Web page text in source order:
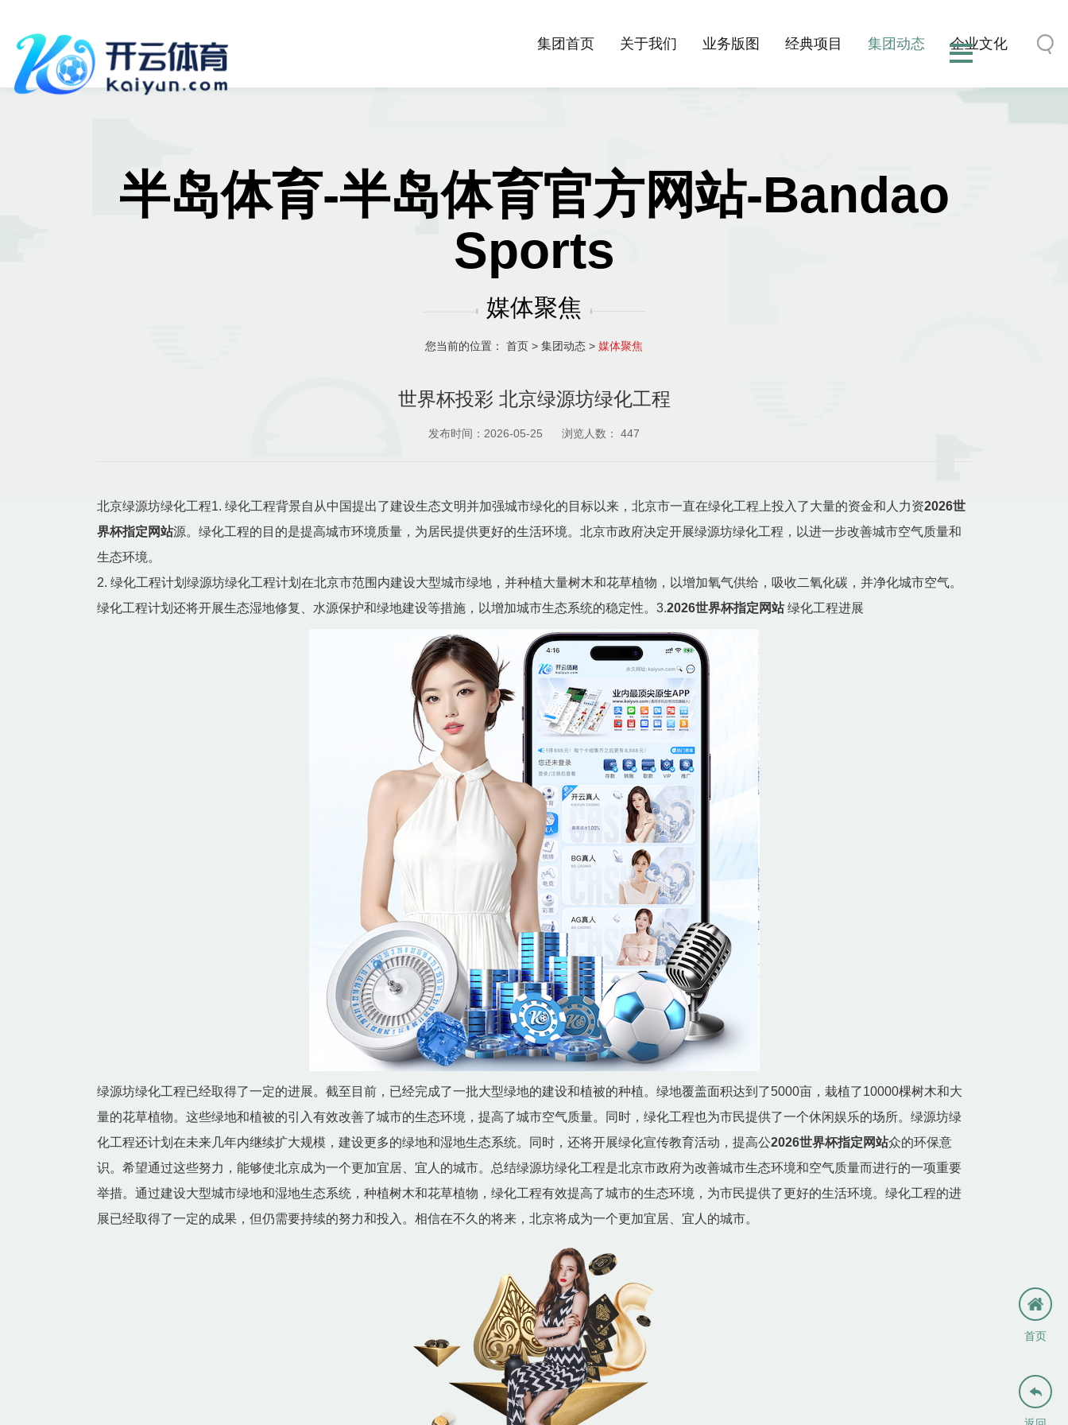
集团首页 关于我们 业务版图 经典项目 集团动态 企业文化
半岛体育-半岛体育官方网站-Bandao
Sports
媒体聚焦
您当前的位置： 首页 > 集团动态 > 媒体聚焦
世界杯投彩 北京绿源坊绿化工程
发布时间：2026-05-25 浏览人数： 447
北京绿源坊绿化工程1. 绿化工程背景自从中国提出了建设生态文明并加强城市绿化的目标以来，北京市一直在绿化工程上投入了大量的资金和人力资2026世
界杯指定网站源。绿化工程的目的是提高城市环境质量，为居民提供更好的生活环境。北京市政府决定开展绿源坊绿化工程，以进一步改善城市空气质量和
生态环境。
2. 绿化工程计划绿源坊绿化工程计划在北京市范围内建设大型城市绿地，并种植大量树木和花草植物，以增加氧气供给，吸收二氧化碳，并净化城市空气。
绿化工程计划还将开展生态湿地修复、水源保护和绿地建设等措施，以增加城市生态系统的稳定性。3.2026世界杯指定网站绿化工程进展
绿源坊绿化工程已经取得了一定的进展。截至目前，已经完成了一批大型绿地的建设和植被的种植。绿地覆盖面积达到了5000亩，栽植了10000棵树木和大
量的花草植物。这些绿地和植被的引入有效改善了城市的生态环境，提高了城市空气质量。同时，绿化工程也为市民提供了一个休闲娱乐的场所。绿源坊绿
化工程还计划在未来几年内继续扩大规模，建设更多的绿地和湿地生态系统。同时，还将开展绿化宣传教育活动，提高公2026世界杯指定网站众的环保意
识。希望通过这些努力，能够使北京成为一个更加宜居、宜人的城市。总结绿源坊绿化工程是北京市政府为改善城市生态环境和空气质量而进行的一项重要
举措。通过建设大型城市绿地和湿地生态系统，种植树木和花草植物，绿化工程有效提高了城市的生态环境，为市民提供了更好的生活环境。绿化工程的进
展已经取得了一定的成果，但仍需要持续的努力和投入。相信在不久的将来，北京将成为一个更加宜居、宜人的城市。
首页
